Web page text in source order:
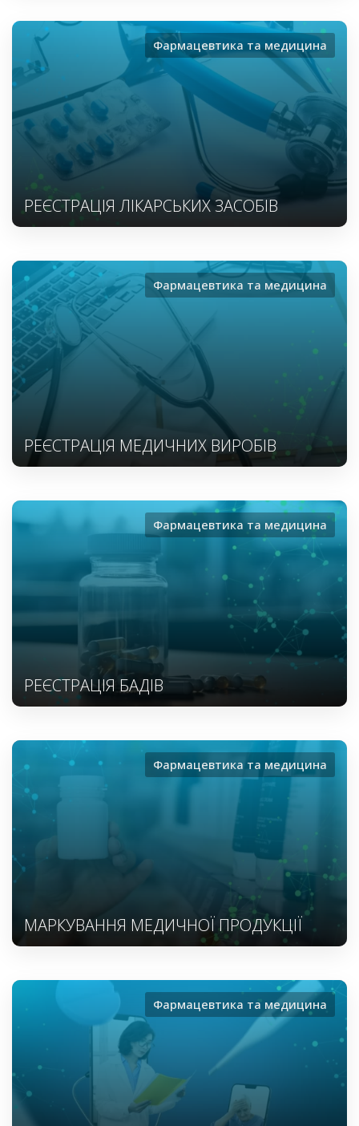
РЕЄСТРАЦІЯ ЛІКАРСЬКИХ ЗАСОБІВ
Фармацевтика та медицина
РЕЄСТРАЦІЯ МЕДИЧНИХ ВИРОБІВ
Фармацевтика та медицина
РЕЄСТРАЦІЯ БАДІВ
Фармацевтика та медицина
МАРКУВАННЯ МЕДИЧНОЇ ПРОДУКЦІЇ
Фармацевтика та медицина
Фармацевтика та медицина